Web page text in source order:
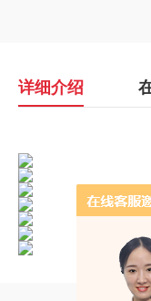
详细介绍